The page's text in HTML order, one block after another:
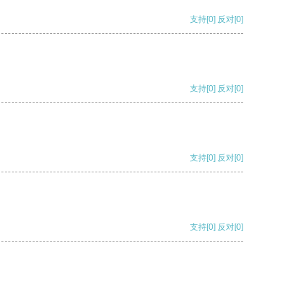
支持[0] 反对[0]
支持[0] 反对[0]
支持[0] 反对[0]
支持[0] 反对[0]